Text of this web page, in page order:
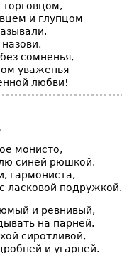
и глупцом
сомненья,
уваженья
любви!
монисто,
синей рюшкой.
гармониста,
ласковой подружкой.
и ревнивый,
на парней.
сиротливой,
и угарней.